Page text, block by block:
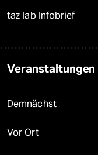
taz lab Infobrief
Veranstaltungen
Demnächst
Vor Ort